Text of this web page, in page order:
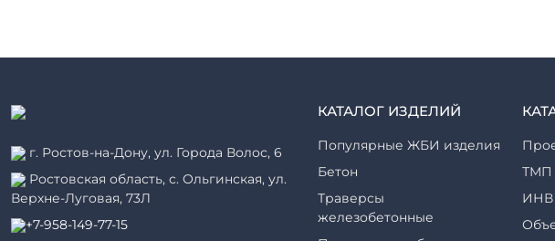
г. Ростов-на-Дону, ул. Города Волос, 6
Ростовская область, с. Ольгинская, ул.
Верхне-Луговая, 73Л
+7-958-149-77-15
КАТАЛОГ ИЗДЕЛИЙ
Популярные ЖБИ изделия
Бетон
Траверсы
железобетонные
ТМП
ИНВ